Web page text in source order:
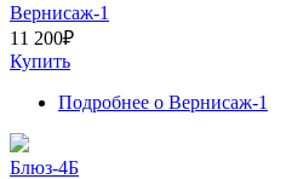
Вернисаж-1
11 200₽
Купить
Подробнее о Вернисаж-1
Блюз-4Б